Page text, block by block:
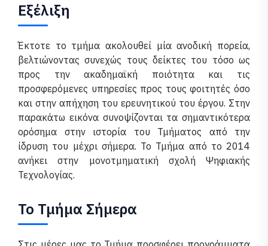
Εξέλιξη
Έκτοτε το τμήμα ακολουθεί μία ανοδική πορεία,
βελτιώνοντας συνεχώς τους δείκτες του τόσο ως
προς την ακαδημαϊκή ποιότητα και τις
προσφερόμενες υπηρεσίες προς τους φοιτητές όσο
και στην απήχηση του ερευνητικού του έργου. Στην
παρακάτω εικόνα συνοψίζονται τα σημαντικότερα
ορόσημα στην ιστορία του Τμήματος από την
ίδρυση του μέχρι σήμερα. Το Τμήμα από το 2014
ανήκει στην μονοτμηματική σχολή Ψηφιακής
Τεχνολογίας.
To Τμήμα Σήμερα